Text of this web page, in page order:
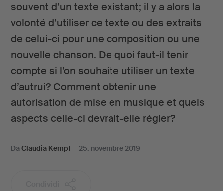
souvent d’un texte existant; il y a alors la
volonté d’utiliser ce texte ou des extraits
de celui-ci pour une composition ou une
nouvelle chanson. De quoi faut-il tenir
compte si l’on souhaite utiliser un texte
d’autrui? Comment obtenir une
autorisation de mise en musique et quels
aspects celle-ci devrait-elle régler?
DaClaudia Kempf—25. novembre 2019